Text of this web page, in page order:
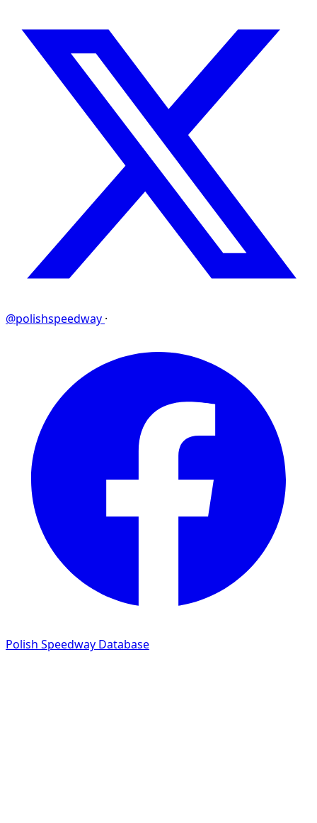
@polishspeedway ·
Polish Speedway Database